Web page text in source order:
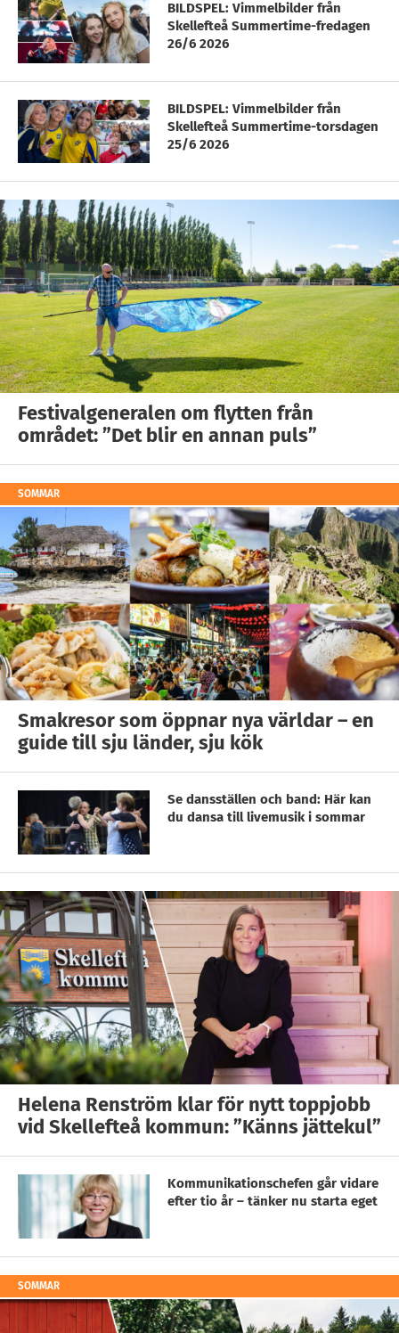
BILDSPEL: Vimmelbilder från
Skellefteå Summertime-fredagen
26/6 2026
BILDSPEL: Vimmelbilder från
Skellefteå Summertime-torsdagen
25/6 2026
Festivalgeneralen om flytten från
området: ”Det blir en annan puls”
SOMMAR
Smakresor som öppnar nya världar – en
guide till sju länder, sju kök
Se dansställen och band: Här kan
du dansa till livemusik i sommar
Helena Renström klar för nytt toppjobb
vid Skellefteå kommun: ”Känns jättekul”
Kommunikationschefen går vidare
efter tio år – tänker nu starta eget
SOMMAR